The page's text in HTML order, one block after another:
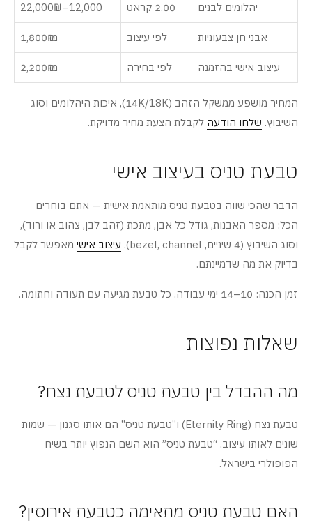
יהלומים לבנים 2.00 קראט 12,000–22,000₪
אבני חן צבעוניות לפי עיצוב מ-1,800₪
עיצוב אישי בהזמנה לפי בחירה מ-2,200₪
המחיר מושפע ממשקל הזהב (14K/18K), איכות היהלומים וסוג
השיבוץ. שלחו הודעה לקבלת הצעת מחיר מדויקת.
טבעת טניס בעיצוב אישי
הדבר שהכי שווה בטבעת טניס מותאמת אישית — אתם בוחרים
הכל: מספר האבנות, גודל כל אבן, מתכת (זהב לבן, צהוב או ורוד),
וסוג השיבוץ (4 שיניים, bezel, channel).
עיצוב אישי מאפשר לקבל
בדיוק את מה שדמיינתם.
זמן הכנה: 10–14 ימי עבודה. כל טבעת מגיעה עם תעודה וחתומה.
שאלות נפוצות
מה ההבדל בין טבעת טניס לטבעת נצח?
טבעת נצח (Eternity Ring) ו”טבעת טניס” הם אותו סגנון — שמות
שונים לאותו עיצוב. “טבעת טניס” הוא השם הנפוץ יותר בשיח
הפופולרי בישראל.
האם טבעת טניס מתאימה כטבעת אירוסין?